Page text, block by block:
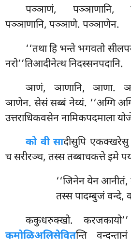
पञ्ञाणं, पञ्ञाणानि,
पञ्ञाणानि, पञ्ञाणे. पञ्ञाणेन.
‘‘तथा हि भन्ते भगवतो
नरो’’तिआदीनेत्थ निदस्सनपदानि.
ञाणं, ञाणानि, ञाणा.
ञाणेन. सेसं सब्बं नेय्यं. ‘‘अग्गि
उत्तराधिकवसेन नामिकपदमाला
को वी सादीसुपि
च सरीरञ्च, तस्स तब्बाचकत्ते इमे
‘‘जिनेन येन
तस्स पादम्बुजं वन्दे,
ककुधरुक्खो.
कमोळिअलिसेवितन्ति